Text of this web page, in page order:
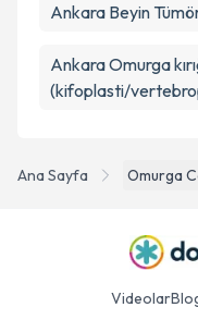
Ana Sayfa Omurga
Ankara Beyin
Ankara Omurga
(kifoplasti/
Videolar